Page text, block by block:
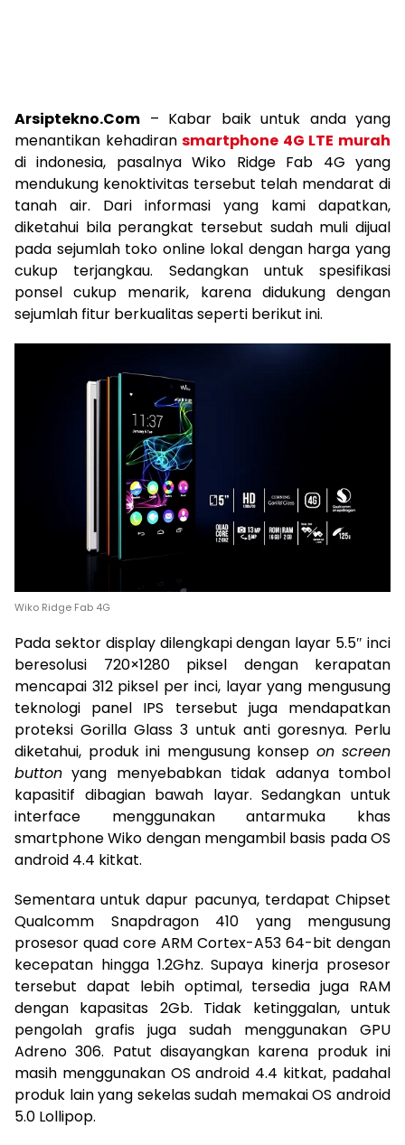
Arsiptekno.Com – Kabar baik untuk anda yang
menantikan kehadiransmartphone 4G LTE murah
di indonesia, pasalnya Wiko Ridge Fab 4G yang
mendukung kenoktivitas tersebut telah mendarat di
tanah air. Dari informasi yang kami dapatkan,
diketahui bila perangkat tersebut sudah muli dijual
pada sejumlah toko online lokal dengan harga yang
cukup terjangkau. Sedangkan untuk spesifikasi
ponsel cukup menarik, karena didukung dengan
sejumlah fitur berkualitas seperti berikut ini.
Wiko Ridge Fab 4G
Pada sektor display dilengkapi dengan layar 5.5″ inci
beresolusi 720×1280 piksel dengan kerapatan
mencapai 312 piksel per inci, layar yang mengusung
teknologi panel IPS tersebut juga mendapatkan
proteksi Gorilla Glass 3 untuk anti goresnya. Perlu
diketahui, produk ini mengusung konsep on screen
button yang menyebabkan tidak adanya tombol
kapasitif dibagian bawah layar. Sedangkan untuk
interface menggunakan antarmuka khas
smartphone Wiko dengan mengambil basis pada OS
android 4.4 kitkat.
Sementara untuk dapur pacunya, terdapat Chipset
Qualcomm Snapdragon 410 yang mengusung
prosesor quad core ARM Cortex-A53 64-bit dengan
kecepatan hingga 1.2Ghz. Supaya kinerja prosesor
tersebut dapat lebih optimal, tersedia juga RAM
dengan kapasitas 2Gb. Tidak ketinggalan, untuk
pengolah grafis juga sudah menggunakan GPU
Adreno 306. Patut disayangkan karena produk ini
masih menggunakan OS android 4.4 kitkat, padahal
produk lain yang sekelas sudah memakai OS android
5.0 Lollipop.